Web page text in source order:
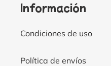
Información
Condiciones de uso
Política de envíos